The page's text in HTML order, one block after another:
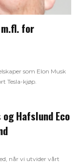
for
som Elon Musk
Tesla-kjøp.
Hafslund Eco
når vi utvider vårt